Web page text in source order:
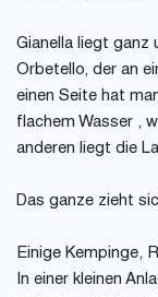
Gianella liegt ganz
Orbetello, der an
einen Seite hat
flachem Wasser ,
anderen liegt die
Das ganze zieht
Einige Kempinge,
In einer kleinen